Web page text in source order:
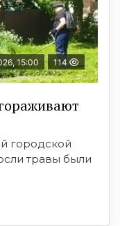
15:00 114
городской
травы были